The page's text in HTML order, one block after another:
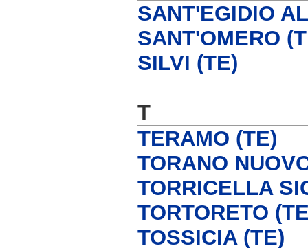
SANT'EGIDIO
SANT'OMERO
SILVI (TE)
T
TERAMO (TE)
TORANO
TORRICELLA
TORTORETO
TOSSICIA (TE)